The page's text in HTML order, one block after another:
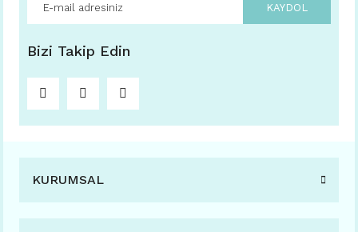
KAYDOL
Bizi Takip Edin
KURUMSAL